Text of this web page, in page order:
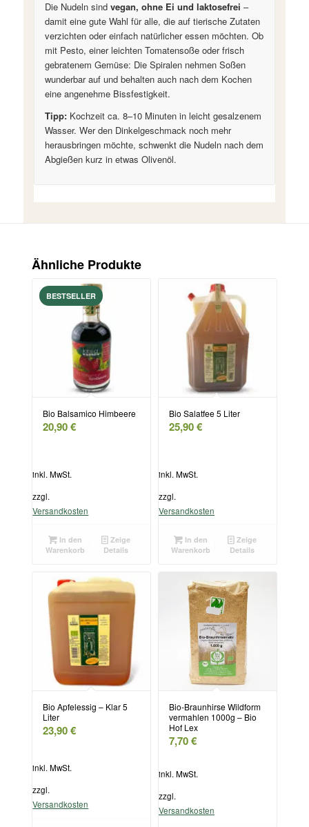
Die Nudeln sind vegan, ohne Ei und laktosefrei –
damit eine gute Wahl für alle, die auf tierische Zutaten
verzichten oder einfach natürlicher essen möchten. Ob
mit Pesto, einer leichten Tomatensoße oder frisch
gebratenem Gemüse: Die Spiralen nehmen Soßen
wunderbar auf und behalten auch nach dem Kochen
eine angenehme Bissfestigkeit.
Tipp:Kochzeit ca. 8–10 Minuten in leicht gesalzenem
Wasser. Wer den Dinkelgeschmack noch mehr
herausbringen möchte, schwenkt die Nudeln nach dem
Abgießen kurz in etwas Olivenöl.
Ähnliche Produkte
Bio Balsamico Himbeere
20,90€
inkl. MwSt.
zzgl.
Versandkosten
In den
Warenkorb
Zeige
Details
Bio Salatfee 5 Liter
25,90€
inkl. MwSt.
zzgl.
Versandkosten
In den
Warenkorb
Zeige
Details
Bio Apfelessig – Klar 5
Liter
23,90€
inkl. MwSt.
zzgl.
Versandkosten
Bio-Braunhirse Wildform
vermahlen 1000g – Bio
Hof Lex
7,70€
inkl. MwSt.
zzgl.
Versandkosten